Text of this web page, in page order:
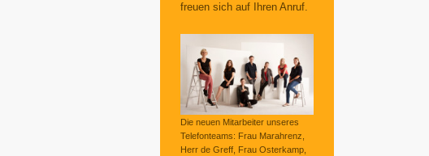
freuen sich auf Ihren Anruf.
Die neuen Mitarbeiter unseres
Telefonteams: Frau Marahrenz,
Herr de Greff, Frau Osterkamp,